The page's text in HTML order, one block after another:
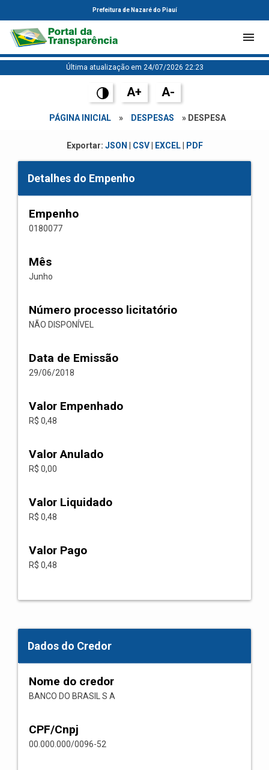
Prefeitura de Nazaré do Piauí
Última atualização em 24/07/2026 22:23
A+ A-
PÁGINA INICIAL » DESPESAS » DESPESA
Exportar: JSON CSV| EXCEL| PDF
Detalhes do Empenho
Empenho
0180077
Mês
Junho
Número processo licitatório
NÃO DISPONÍVEL
Data de Emissão
29/06/2018
Valor Empenhado
R$ 0,48
Valor Anulado
R$ 0,00
Valor Liquidado
R$ 0,48
Valor Pago
R$ 0,48
Dados do Credor
Nome do credor
BANCO DO BRASIL S A
CPF/Cnpj
00.000.000/0096-52